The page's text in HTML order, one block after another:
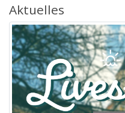
Aktuelles